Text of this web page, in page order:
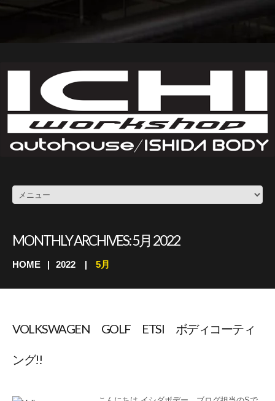
MONTHLY ARCHIVES:5月 2022
HOME 2022 5月
VOLKSWAGEN GOLF ETSI ボディコーティ
ング!!